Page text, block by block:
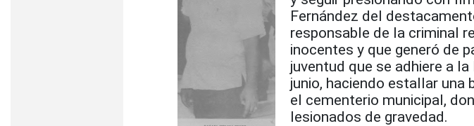
Fernández del
responsable de la criminal
inocentes y que generó de
juventud que se adhiere a
junio, haciendo estallar una
el cementerio municipal,
lesionados de gravedad.